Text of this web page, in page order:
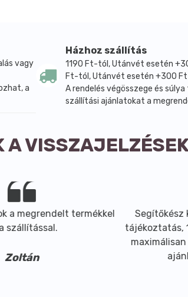
vagy
a
Házhoz szállítás
1190 Ft-tól, Utánvét esetén
Ft-tól, Utánvét esetén +300 Ft
A rendelés végösszege és
szállítási ajánlatokat a
A
termékkel
Segítőkész
tájékoztatás, 1
maximálisan